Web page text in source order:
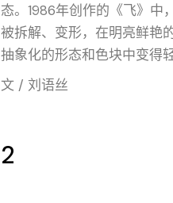
态。1986年创作的《飞》中
被拆解、变形，在明亮鲜艳
抽象化的形态和色块中变得
文 / 刘语丝
2